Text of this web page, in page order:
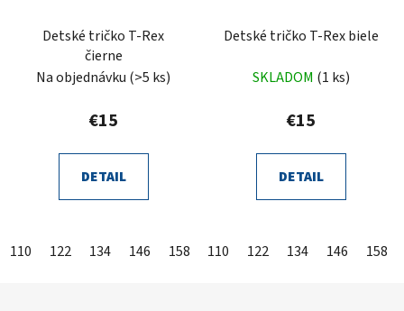
Detské tričko T-Rex
čierne
Na objednávku (>5 ks)
€15
DETAIL
110 122 134 146 158
Detské tričko T-Rex biele
SKLADOM (1 ks)
€15
DETAIL
110 122 134 146 158